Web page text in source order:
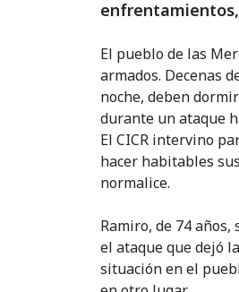
El pueblo de las
armados. Decenas
noche, deben
durante un ataque
El CICR intervino
hacer habitables
normalice.
Ramiro, de 74
el ataque que dejó
situación en el